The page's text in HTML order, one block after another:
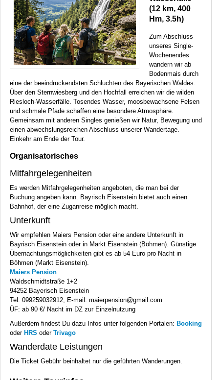
(12 km, 400
Hm, 3.5h)
Zum Abschluss
unseres Single-
Wochenendes
wandern wir ab
Bodenmais durch
eine der beeindruckendsten Schluchten des Bayerischen Waldes.
Über den Sternwiesberg und den Hochfall erreichen wir die wilden
Riesloch-Wasserfälle. Tosendes Wasser, moosbewachsene Felsen
und schmale Pfade schaffen eine besondere Atmosphäre.
Gemeinsam mit anderen Singles genießen wir Natur, Bewegung und
einen abwechslungsreichen Abschluss unserer Wandertage.
Einkehr am Ende der Tour.
Organisatorisches
Mitfahrgelegenheiten
Es werden Mitfahrgelegenheiten angeboten, die man bei der
Buchung angeben kann. Bayrisch Eisenstein bietet auch einen
Bahnhof, der eine Zuganreise möglich macht.
Unterkunft
Wir empfehlen Maiers Pension oder eine andere Unterkunft in
Bayrisch Eisenstein oder in Markt Eisenstein (Böhmen). Günstige
Übernachtungsmöglichkeiten gibt es ab 54 Euro pro Nacht in
Böhmen (Markt Eisenstein).
Maiers Pension
Waldschmidtstraße 1+2
94252 Bayerisch Eisenstein
Tel: 099259032912, E-mail: maierpension@gmail.com
ÜF: ab 90 €/ Nacht im DZ zur Einzelnutzung
Außerdem findest Du dazu Infos unter folgenden Portalen: Booking
oder HRS oder Trivago
Wanderdate Leistungen
Die Ticket Gebühr beinhaltet nur die geführten Wanderungen.